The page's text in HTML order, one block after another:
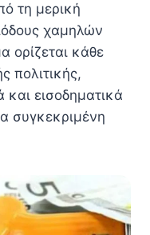
τη μερική
χαμηλών
ορίζεται κάθε
πολιτικής,
εισοδηματικά
συγκεκριμένη